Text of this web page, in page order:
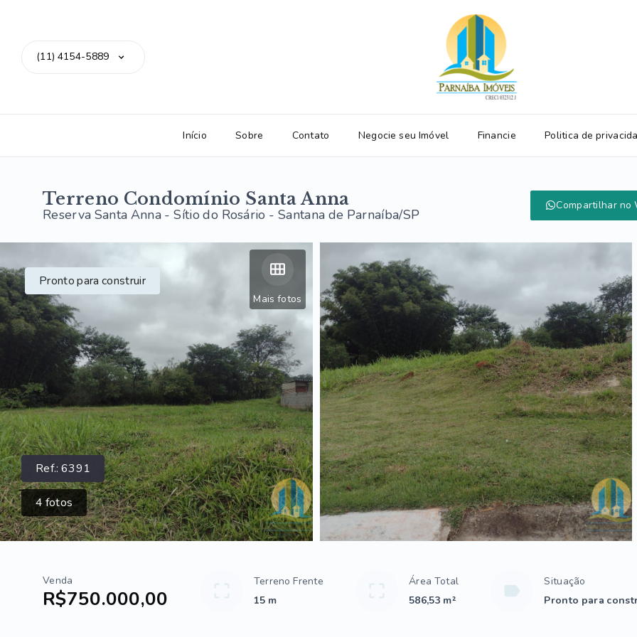
(11) 4154-5889
Início Sobre Contato Negocie seu Imóvel Financie Politica de
Terreno Condomínio Santa Anna
Reserva Santa Anna -Sítio do Rosário - Santana de Parnaíba/SP
Compartilhar no
Ref.:6391
4 fotos
Mais fotos
Pronto para construir
Venda
R$750.000,00
Terreno Frente
15 m
Área Total
586,53 m²
Situação
Pronto para